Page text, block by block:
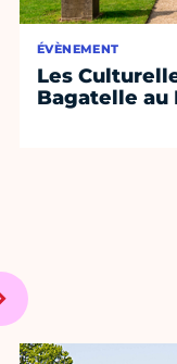
ÉVÈNEMENT
Les
Bagatelle au